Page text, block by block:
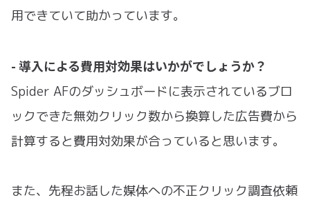
用できていて助かっています。
- 導入による費用対効果はいかがでしょうか？
Spider AFのダッシュボードに表示されているブロ
ックできた無効クリック数から換算した広告費から
計算すると費用対効果が合っていると思います。
また、先程お話した媒体への不正クリック調査依頼